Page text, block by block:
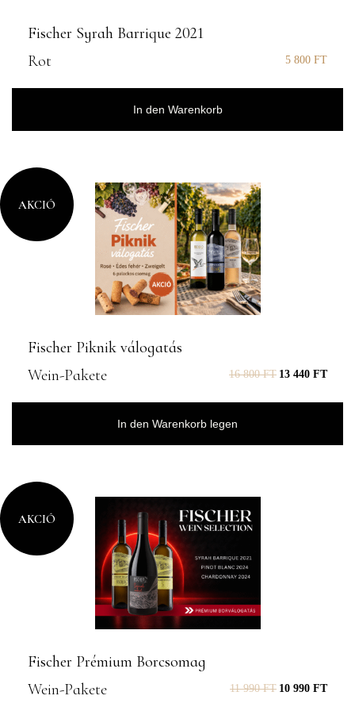
Fischer Syrah Barrique 2021
Rot
5 800 FT
In den Warenkorb
Fischer Piknik válogatás
Wein-Pakete
16 800FT 13 440 FT
In den Warenkorb legen
AKCIÓ
Fischer Prémium Borcsomag
Wein-Pakete
11 990FT 10 990 FT
AKCIÓ